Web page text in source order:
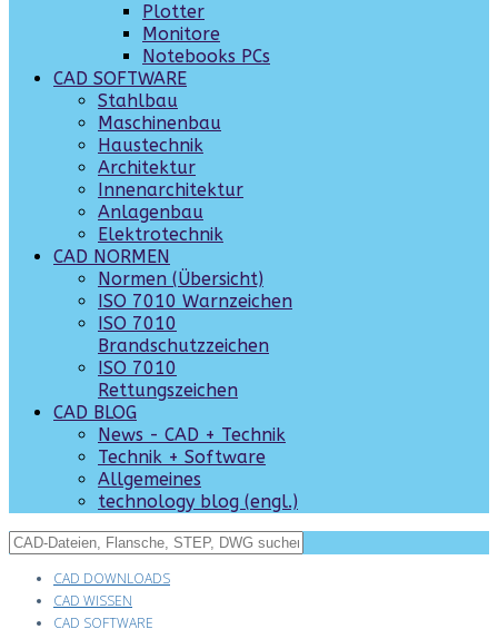
Plotter
Monitore
Notebooks PCs
CAD SOFTWARE
Stahlbau
Maschinenbau
Haustechnik
Architektur
Innenarchitektur
Anlagenbau
Elektrotechnik
CAD NORMEN
Normen (Übersicht)
ISO 7010 Warnzeichen
ISO 7010
Brandschutzzeichen
ISO 7010
Rettungszeichen
CAD BLOG
News - CAD + Technik
Technik + Software
Allgemeines
technology blog (engl.)
CAD DOWNLOADS
CAD WISSEN
CAD SOFTWARE